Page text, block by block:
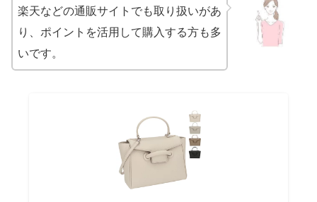
楽天などの通販サイトでも取り扱いがあ
り、ポイントを活用して購入する方も多
いです。